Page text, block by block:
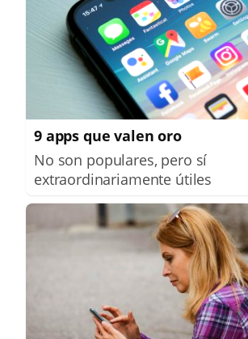
9 apps que valen oro
No son populares, pero sí
extraordinariamente útiles